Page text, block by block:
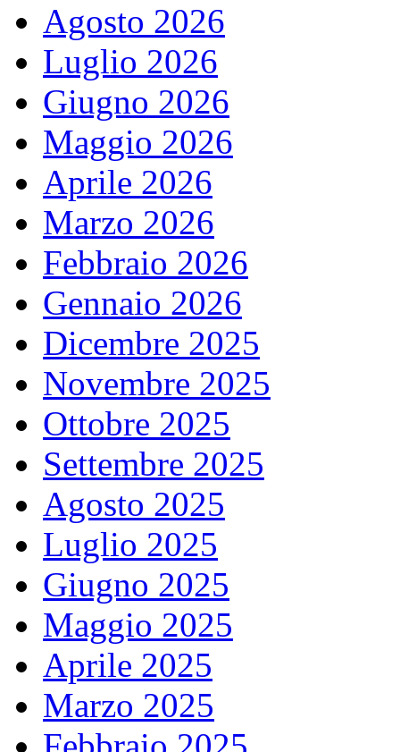
Agosto 2026
Luglio 2026
Giugno 2026
Maggio 2026
Aprile 2026
Marzo 2026
Febbraio 2026
Gennaio 2026
Dicembre 2025
Novembre 2025
Ottobre 2025
Settembre 2025
Agosto 2025
Luglio 2025
Giugno 2025
Maggio 2025
Aprile 2025
Marzo 2025